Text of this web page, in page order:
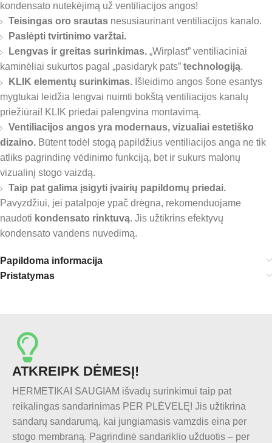
kondensato nutekėjimą už ventiliacijos angos!
Teisingas oro srautas nesusiaurinant ventiliacijos kanalo.
Paslėpti tvirtinimo varžtai.
Lengvas ir greitas surinkimas. „Wirplast” ventiliaciniai
kaminėliai sukurtos pagal „pasidaryk pats” technologiją.
KLIK elementų surinkimas. Išleidimo angos šone esantys
mygtukai leidžia lengvai nuimti bokštą ventiliacijos kanalų
priežiūrai! KLIK priedai palengvina montavimą.
Ventiliacijos angos yra modernaus, vizualiai estetiško
dizaino. Būtent todėl stogą papildžius ventiliacijos anga ne tik
atliks pagrindinę vėdinimo funkciją, bet ir sukurs malonų
vizualinį stogo vaizdą.
Taip pat galima įsigyti įvairių papildomų priedai.
Pavyzdžiui, jei patalpoje ypač drėgna, rekomenduojame
naudoti kondensato rinktuvą. Jis užtikrins efektyvų
kondensato vandens nuvedimą.
Papildoma informacija
Pristatymas
ATKREIPK DĖMESĮ!
HERMETIKAI SAUGIAM išvadų surinkimui taip pat
reikalingas sandarinimas PER PLĖVELĘ! Jis užtikrina
sandarų sandarumą, kai jungiamasis vamzdis eina per
stogo membraną. Pagrindinė sandariklio užduotis – per